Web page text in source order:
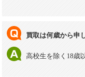
買取は何歳から申
高校生を除く18歳